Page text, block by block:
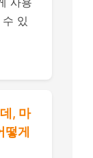
있
, 마
떻게